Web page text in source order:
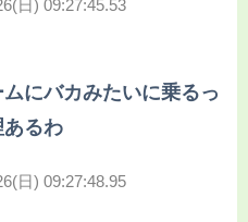
日) 09:27:45.53
にバカみたいに乗るっ
るわ
日) 09:27:48.95